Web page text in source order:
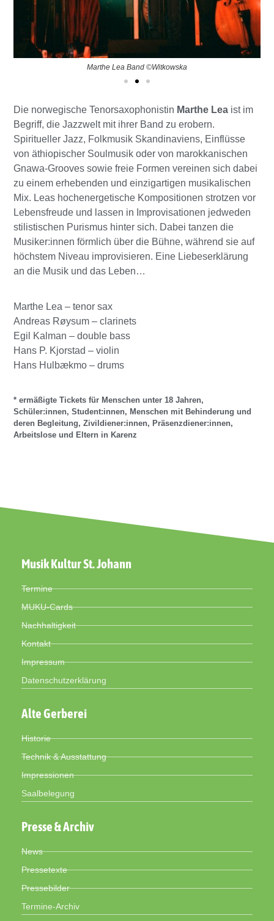
Marthe Lea Band ©Witkowska
Die norwegische Tenorsaxophonistin Marthe Lea ist im
Begriff, die Jazzwelt mit ihrer Band zu erobern.
Spiritueller Jazz, Folkmusik Skandinaviens, Einflüsse
von äthiopischer Soulmusik oder von marokkanischen
Gnawa-Grooves sowie freie Formen vereinen sich dabei
zu einem erhebenden und einzigartigen musikalischen
Mix. Leas hochenergetische Kompositionen strotzen vor
Lebensfreude und lassen in Improvisationen jedweden
stilistischen Purismus hinter sich. Dabei tanzen die
Musiker:innen förmlich über die Bühne, während sie auf
höchstem Niveau improvisieren. Eine Liebeserklärung
an die Musik und das Leben…
Marthe Lea – tenor sax
Andreas Røysum – clarinets
Egil Kalman – double bass
Hans P. Kjorstad – violin
Hans Hulbækmo – drums
* ermäßigte Tickets für Menschen unter 18 Jahren,
Schüler:innen, Student:innen, Menschen mit Behinderung und
deren Begleitung, Zivildiener:innen, Präsenzdiener:innen,
Arbeitslose und Eltern in Karenz
Musik Kultur St. Johann
Termine
MUKU-Cards
Nachhaltigkeit
Kontakt
Impressum
Datenschutzerklärung
Alte Gerberei
Historie
Technik & Ausstattung
Impressionen
Saalbelegung
Presse & Archiv
News
Pressetexte
Pressebilder
Termine-Archiv